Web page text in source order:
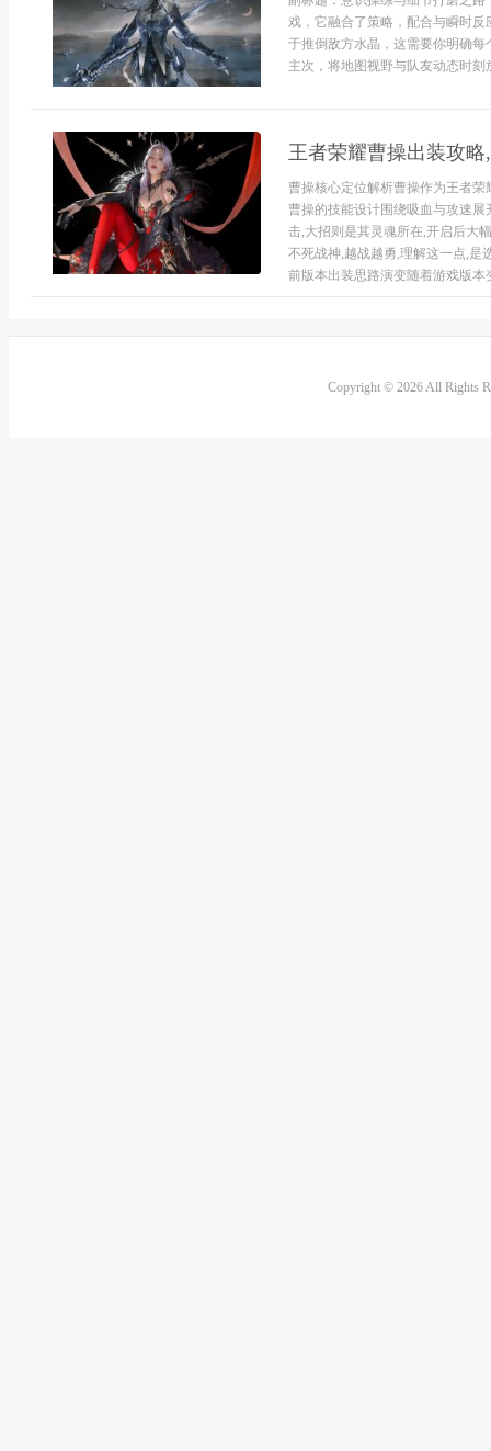
戏，它融合了策略，配合与瞬时
于推倒敌方水晶，这需要你明确
主次，将地图视野与队友动态时
王者荣耀曹操出装攻
曹操核心定位解析曹操作为王者
曹操的技能设计围绕吸血与攻速
击,大招则是其灵魂所在,开启后大
不死战神,越战越勇,理解这一点,是
前版本出装思路演变随着游戏版本
Copyright © 2026 All Rights